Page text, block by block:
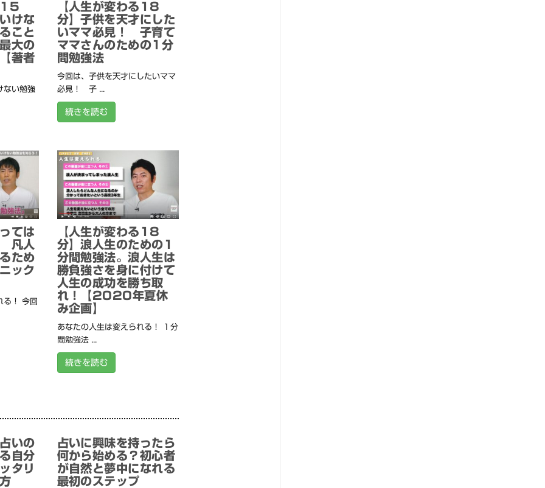
15
けな
こと
大の
著者
ない勉強
【人生が変わる18
分】子供を天才にした
いママ必見！ 子育て
ママさんのための1分
間勉強法
今回は、子供を天才にしたいママ
必見！ 子 ...
続きを読む
ては
凡人
ため
ック
る！ 今回
【人生が変わる18
分】浪人生のための1
分間勉強法。浪人生は
勝負強さを身に付けて
人生の成功を勝ち取
れ！【2020年夏休
み企画】
あなたの人生は変えられる！ １分
間勉強法 ...
続きを読む
いの
自分
タリ
占いに興味を持ったら
何から始める？初心者
が自然と夢中になれる
最初のステップ